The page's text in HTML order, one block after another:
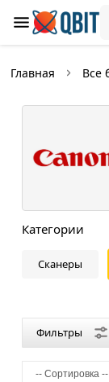
Главная Все
Категории
Сканеры
Фильтры
Фильтры
—
Белый